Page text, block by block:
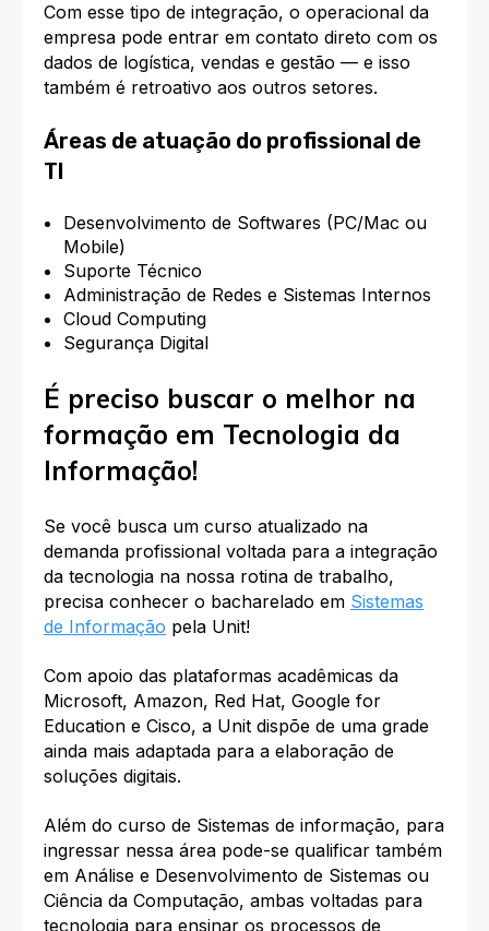
Com esse tipo de integração, o operacional da
empresa pode entrar em contato direto com os
dados de logística, vendas e gestão — e isso
também é retroativo aos outros setores.
Áreas de atuação do profissional de
TI
Desenvolvimento de Softwares (PC/Mac ou
Mobile)
Suporte Técnico
Administração de Redes e Sistemas Internos
Cloud Computing
Segurança Digital
É preciso buscar o melhor na
formação em Tecnologia da
Informação!
Se você busca um curso atualizado na
demanda profissional voltada para a integração
da tecnologia na nossa rotina de trabalho,
precisa conhecer o bacharelado em Sistemas
de Informação pela Unit!
Com apoio das plataformas acadêmicas da
Microsoft, Amazon, Red Hat, Google for
Education e Cisco, a Unit dispõe de uma grade
ainda mais adaptada para a elaboração de
soluções digitais.
Além do curso de Sistemas de informação, para
ingressar nessa área pode-se qualificar também
em Análise e Desenvolvimento de Sistemas ou
Ciência da Computação, ambas voltadas para
tecnologia para ensinar os processos de